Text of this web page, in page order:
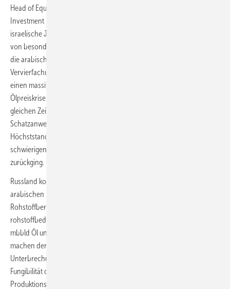
Head of Equity Investment Process and Research, Lombard Odier
Investment Managers (LOIM), kommentiert dazu: „Der arabisch-
israelische Jom-Kippur-Krieg von 1973 ist für den aktuellen Konflikt
von besonderer Bedeutung. Als Vergeltungsmaßnahme verhängten
die arabischen Länder ein Ölembargo, welches zu einer
Vervierfachung des Ölpreises auf 12 USD pro Barrel führte. Dies löste
einen massiven kostentreibenden Inflationsdruck aus, was die erste
Ölpreiskrise zur Folge hatte, die in einer Rezession mündete. Im
gleichen Zeitraum stieg die Rendite der 10-jährigen US-
Schatzanweisungen von 9 % auf 12 % und erreichte Ende 1975 einen
Höchststand von 14 %. Bis Anfang 1976 führte dies zu einem
schwierigen Umfeld für Aktien, als die 10-jährige US-Rendite auf 8 %
zurückging.
Russland kontrolliert die Ölmärkte nicht in demselben Maße wie die
arabischen Länder 1973, aber es ist ein sehr einflussreiches Land im
Rohstoffbereich. Dieser Einfluss erstreckt sich daher auch auf die
rohstoffbedingte Inflation. Russland exportiert jährlich etwa 7,5-8,5
mbbld Öl und etwa 240-260 bcm Gas. Die russischen Ölexporte
machen derzeit 8 % des weltweiten Angebots aus. Jede
Unterbrechung der russischen Ölströme wird angesichts der
Fungibilität des globalen Ölmarktes und des Mangels an freien
Produktionskapazitäten auf globaler Ebene globale Auswirkungen